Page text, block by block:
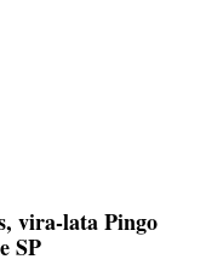
vira-lata Pingo
SP